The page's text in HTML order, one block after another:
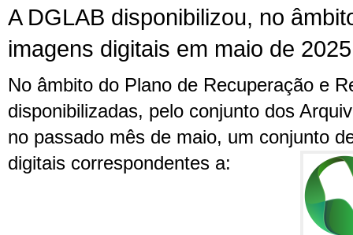
A DGLAB disponibilizou, no
imagens digitais em maio de 2025
No âmbito do Plano de Recuperação e
disponibilizadas, pelo conjunto dos
no passado mês de maio, um conjunto
digitais correspondentes a: